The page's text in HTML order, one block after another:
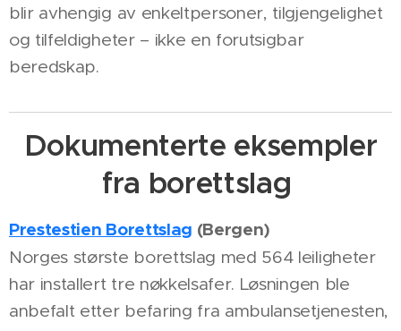
blir avhengig av enkeltpersoner, tilgjengelighet
og tilfeldigheter – ikke en forutsigbar
beredskap.
Dokumenterte eksempler
fra borettslag
Prestestien Borettslag (Bergen)
Norges største borettslag med 564 leiligheter
har installert tre nøkkelsafer. Løsningen ble
anbefalt etter befaring fra ambulansetjenesten,